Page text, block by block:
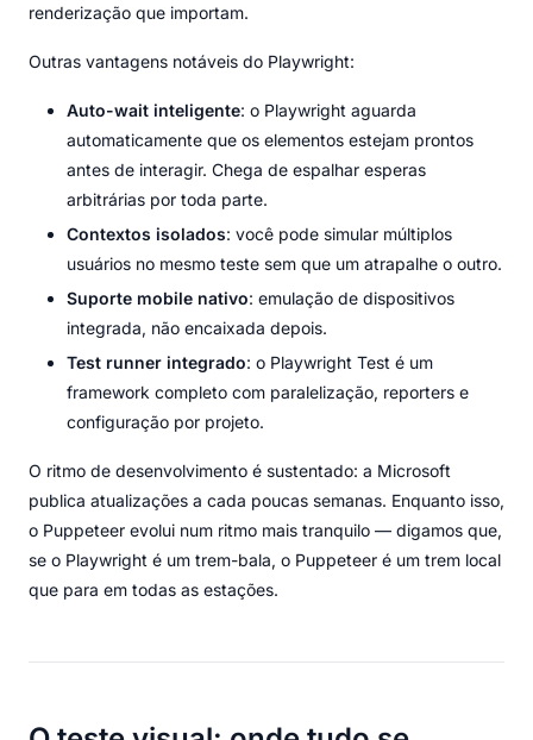
renderização que importam.
Outras vantagens notáveis do Playwright:
Auto-wait inteligente: o Playwright aguarda
automaticamente que os elementos estejam prontos
antes de interagir. Chega de espalhar esperas
arbitrárias por toda parte.
Contextos isolados: você pode simular múltiplos
usuários no mesmo teste sem que um atrapalhe o outro.
Suporte mobile nativo: emulação de dispositivos
integrada, não encaixada depois.
Test runner integrado: o Playwright Test é um
framework completo com paralelização, reporters e
configuração por projeto.
O ritmo de desenvolvimento é sustentado: a Microsoft
publica atualizações a cada poucas semanas. Enquanto isso,
o Puppeteer evolui num ritmo mais tranquilo — digamos que,
se o Playwright é um trem-bala, o Puppeteer é um trem local
que para em todas as estações.